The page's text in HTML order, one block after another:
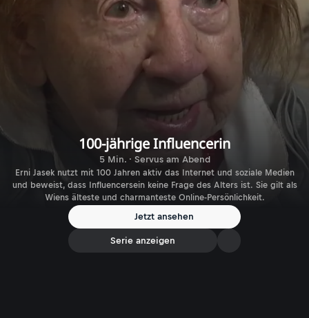
100-jährige Influencerin
5 Min. · Servus am Abend
Erni Jasek nutzt mit 100 Jahren aktiv das Internet und soziale Medien
und beweist, dass Influencersein keine Frage des Alters ist. Sie gilt als
Wiens älteste und charmanteste Online-Persönlichkeit.
Jetzt ansehen
Serie anzeigen